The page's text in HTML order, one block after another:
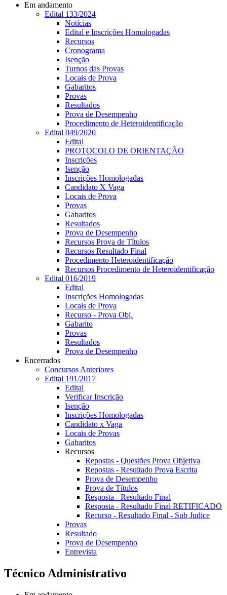
Em andamento
Edital 133/2024
Notícias
Edital e Inscrições Homologadas
Recursos
Cronograma
Isenção
Turnos das Provas
Locais de Prova
Gabaritos
Provas
Resultados
Prova de Desempenho
Procedimento de Heteroidentificação
Edital 049/2020
Edital
PROTOCOLO DE ORIENTAÇÃO
Inscrições
Isenção
Inscrições Homologadas
Candidato X Vaga
Locais de Prova
Provas
Gabaritos
Resultados
Prova de Desempenho
Recursos Prova de Títulos
Recursos Resultado Final
Procedimento Heteroidentificação
Recursos Procedimento de Heteroidentificação
Edital 016/2019
Edital
Inscrições Homologadas
Locais de Prova
Recurso - Prova Obj.
Gabarito
Provas
Resultados
Prova de Desempenho
Encerrados
Concursos Anteriores
Edital 191/2017
Edital
Verificar Inscrição
Isenção
Inscrições Homologadas
Candidato x Vaga
Locais de Provas
Gabaritos
Recursos
Repostas - Questões Prova Objetiva
Repostas - Resultado Prova Escrita
Prova de Desempenho
Prova de Títulos
Resposta - Resultado Final
Resposta - Resultado Final RETIFICADO
Recurso - Resultado Final - Sub Judice
Provas
Resultado
Prova de Desempenho
Entrevista
Técnico Administrativo